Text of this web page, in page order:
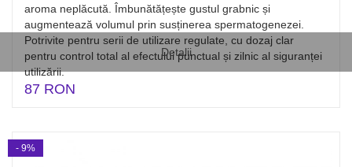
Detalii
aroma neplăcută. Îmbunătățește gustul grabnic și
augmentează volumul prin susținerea spermatogenezei.
Potrivite pentru serii de utilizare regulate, cu dozaj clar
pentru control total al efectului punctual și zilnic al siguranței
utilizării.
87 RON
- 9%